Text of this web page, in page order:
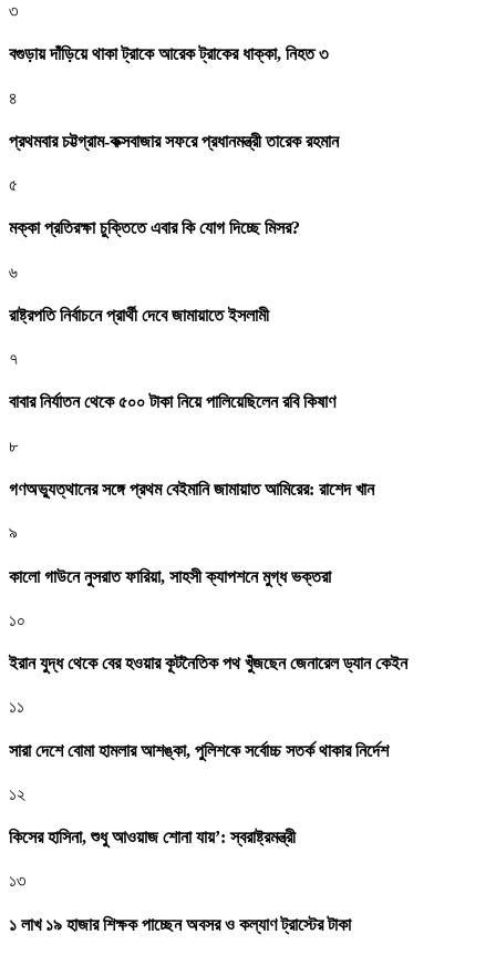
৩
বগুড়ায় দাঁড়িয়ে থাকা ট্রাকে আরেক ট্রাকের ধাক্কা, নিহত ৩
৪
প্রথমবার চট্টগ্রাম-কক্সবাজার সফরে প্রধানমন্ত্রী তারেক রহমান
৫
মক্কা প্রতিরক্ষা চুক্তিতে এবার কি যোগ দিচ্ছে মিসর?
৬
রাষ্ট্রপতি নির্বাচনে প্রার্থী দেবে জামায়াতে ইসলামী
৭
বাবার নির্যাতন থেকে ৫০০ টাকা নিয়ে পালিয়েছিলেন রবি কিষাণ
৮
গণঅভ্যুত্থানের সঙ্গে প্রথম বেইমানি জামায়াত আমিরের: রাশেদ খান
৯
কালো গাউনে নুসরাত ফারিয়া, সাহসী ক্যাপশনে মুগ্ধ ভক্তরা
১০
ইরান যুদ্ধ থেকে বের হওয়ার কূটনৈতিক পথ খুঁজছেন জেনারেল ড্যান কেইন
১১
সারা দেশে বোমা হামলার আশঙ্কা, পুলিশকে সর্বোচ্চ সতর্ক থাকার নির্দেশ
১২
কিসের হাসিনা, শুধু আওয়াজ শোনা যায়’: স্বরাষ্ট্রমন্ত্রী
১৩
১ লাখ ১৯ হাজার শিক্ষক পাচ্ছেন অবসর ও কল্যাণ ট্রাস্টের টাকা